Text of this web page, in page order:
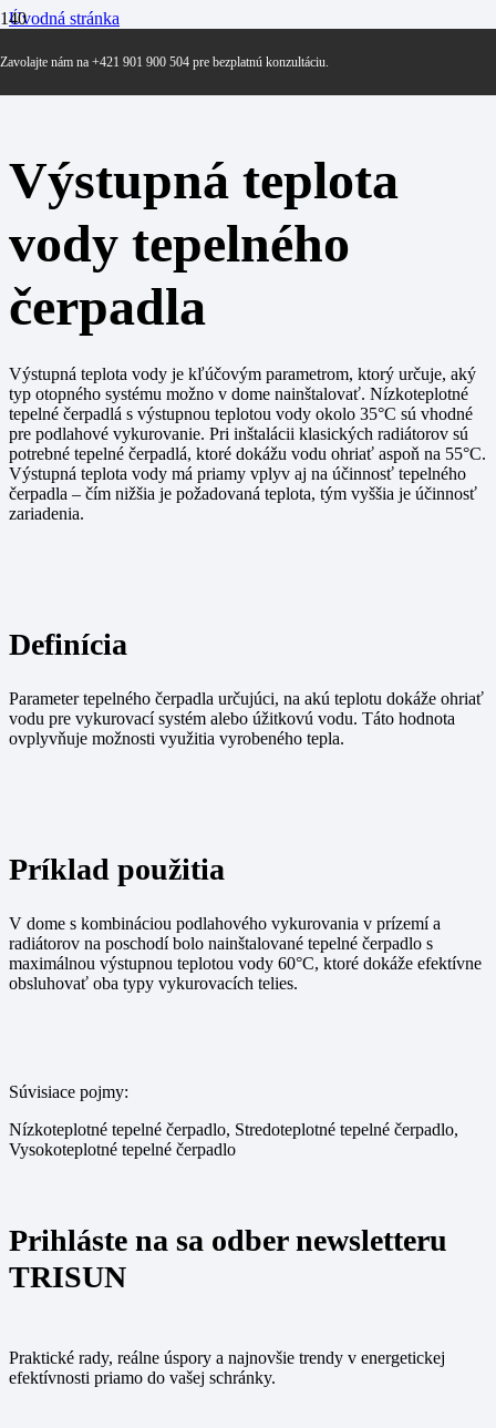
Zavolajte nám na +421 901 900 504 pre bezplatnú konzultáciu.
Úvodná stránka
Výstupná teplota vody tepelného čerpadla
Výstupná teplota
vody tepelného
čerpadla
Výstupná teplota vody je kľúčovým parametrom, ktorý určuje, aký
typ otopného systému možno v dome nainštalovať. Nízkoteplotné
tepelné čerpadlá s výstupnou teplotou vody okolo 35°C sú vhodné
pre podlahové vykurovanie. Pri inštalácii klasických radiátorov sú
potrebné tepelné čerpadlá, ktoré dokážu vodu ohriať aspoň na 55°C.
Výstupná teplota vody má priamy vplyv aj na účinnosť tepelného
čerpadla – čím nižšia je požadovaná teplota, tým vyššia je účinnosť
zariadenia.
Definícia
Parameter tepelného čerpadla určujúci, na akú teplotu dokáže ohriať
vodu pre vykurovací systém alebo úžitkovú vodu. Táto hodnota
ovplyvňuje možnosti využitia vyrobeného tepla.
Príklad použitia
V dome s kombináciou podlahového vykurovania v prízemí a
radiátorov na poschodí bolo nainštalované tepelné čerpadlo s
maximálnou výstupnou teplotou vody 60°C, ktoré dokáže efektívne
obsluhovať oba typy vykurovacích telies.
Súvisiace pojmy:
Nízkoteplotné tepelné čerpadlo, Stredoteplotné tepelné čerpadlo,
Vysokoteplotné tepelné čerpadlo
Prihláste na sa odber newsletteru
TRISUN
Praktické rady, reálne úspory a najnovšie trendy v energetickej
efektívnosti priamo do vašej schránky.